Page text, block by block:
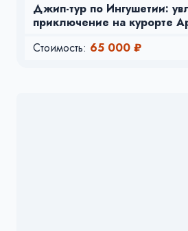
Джип-тур по Ингушетии:
приключение на курорте
Стоимость: 65 000 ₽